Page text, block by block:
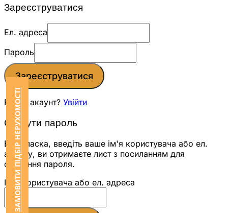
ЗАМОВИТИ ПІДБІР НЕРУХОМОСТІ
Зареєструватися
Ел. адреса
Пароль
Зареєструватися
Вже є акаунт? Увійти
Скинути пароль
Будь ласка, введіть ваше ім'я користувача або ел.
адресу, ви отримаєте лист з посиланням для
скидання пароля.
Ім'я користувача або ел. адреса